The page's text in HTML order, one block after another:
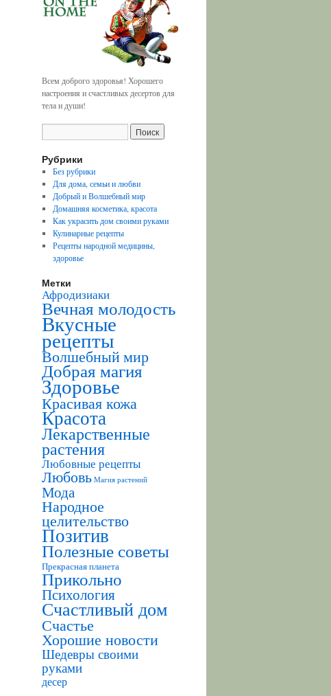
Всем доброго здоровья! Хорошего
настроения и счастливых десертов для
тела и души!
Рубрики
Без рубрики
Для дома, семьи и любви
Добрый и Волшебный мир
Домашняя косметика, красота
Как украсить дом своими руками
Кулинарные рецепты
Рецепты народной медицины,
здоровье
Метки
Афродизиаки
Вечная молодость
Вкусные
рецепты
Волшебный мир
Добрая магия
Здоровье
Красивая кожа
Красота
Лекарственные
растения
Любовные рецепты
Любовь Магия растений
Мода
Народное
целительство
Позитив
Полезные советы
Прекрасная планета
Прикольно
Психология
Счастливый дом
Счастье
Хорошие новости
Шедевры своими
руками
десер